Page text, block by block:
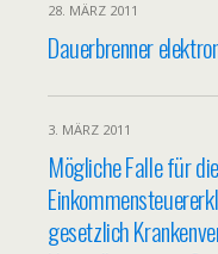
28. MÄRZ 2011
Dauerbrenner
3. MÄRZ 2011
Mögliche Falle für die
gesetzlich